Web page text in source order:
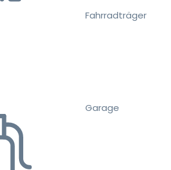
Fahrradträger
Garage